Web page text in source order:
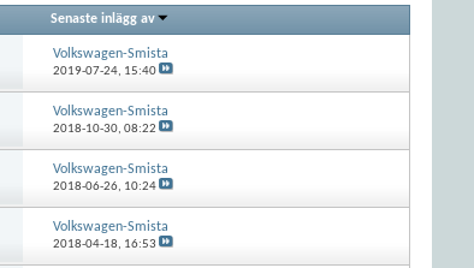
Senaste inlägg av
Volkswagen-Smista
2019-07-24, 15:40
Volkswagen-Smista
2018-10-30, 08:22
Volkswagen-Smista
2018-06-26, 10:24
Volkswagen-Smista
2018-04-18, 16:53